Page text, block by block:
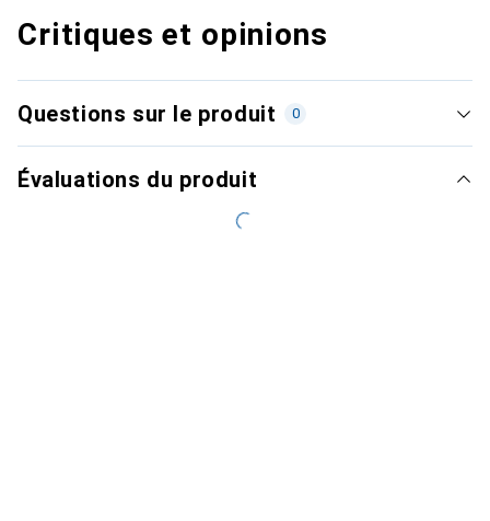
Critiques et opinions
Questions sur le produit 0
Évaluations du produit